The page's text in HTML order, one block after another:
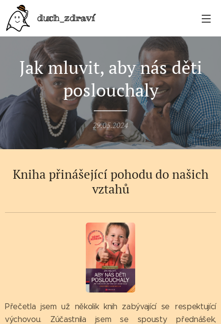
duch_zdraví
Jak mluvit, aby nás děti
poslouchaly
29.05.2024
Kniha přinášející pohodu do našich
vztahů
Přečetla jsem už několik knih zabývající se respektující
výchovou. Zúčastnila jsem se spousty přednášek,